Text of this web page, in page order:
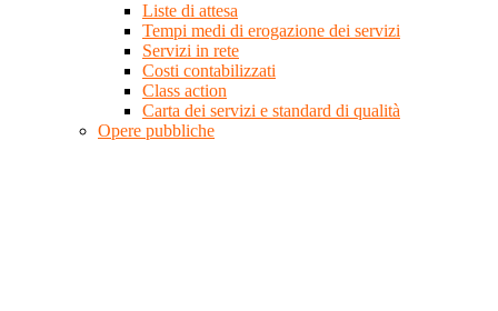
Liste di attesa
Tempi medi di erogazione dei servizi
Servizi in rete
Costi contabilizzati
Class action
Carta dei servizi e standard di qualità
Opere pubbliche